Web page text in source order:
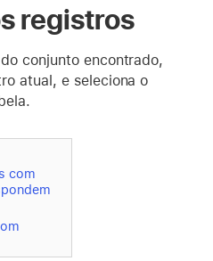
registros
conjunto encontrado,
atual, e seleciona o
com